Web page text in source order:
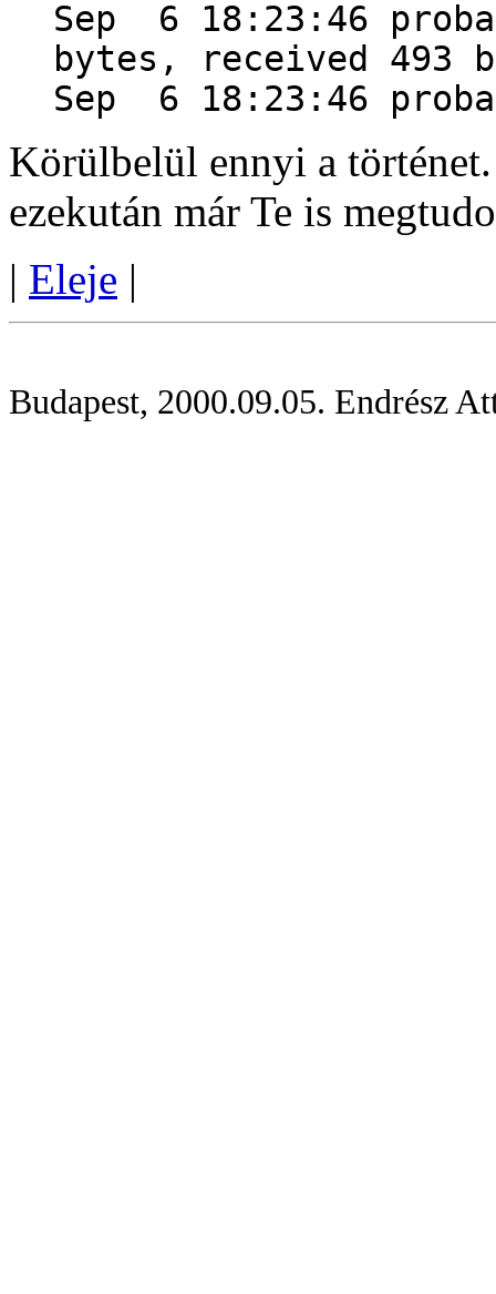
Sep 6 18:23:46
bytes, received 493
Sep 6 18:23:46
Körülbelül ennyi a
ezekután már Te is
| Eleje |
Budapest, 2000.09.05. Endrész